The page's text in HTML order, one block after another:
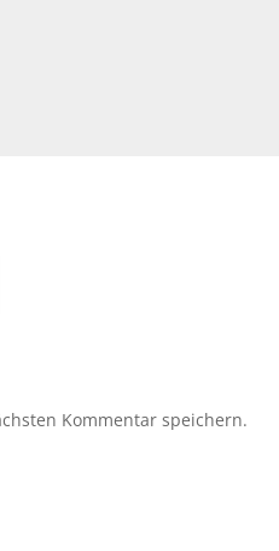
Kommentar speichern.